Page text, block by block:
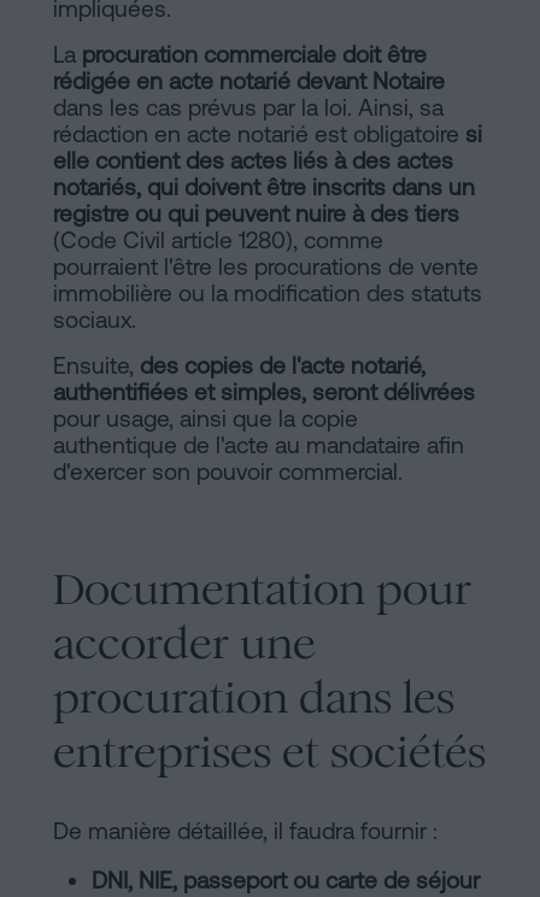
impliquées.
La procuration commerciale doit être
rédigée en acte notarié devant Notaire
dans les cas prévus par la loi. Ainsi, sa
rédaction en acte notarié est obligatoire si
elle contient des actes liés à des actes
notariés, qui doivent être inscrits dans un
registre ou qui peuvent nuire à des tiers
(Code Civil article 1280), comme
pourraient l'être les procurations de vente
immobilière ou la modification des statuts
sociaux.
Ensuite, des copies de l'acte notarié,
authentifiées et simples, seront délivrées
pour usage, ainsi que la copie
authentique de l'acte au mandataire afin
d'exercer son pouvoir commercial.
Documentation pour
accorder une
procuration dans les
entreprises et sociétés
De manière détaillée, il faudra fournir :
DNI, NIE, passeport ou carte de séjour